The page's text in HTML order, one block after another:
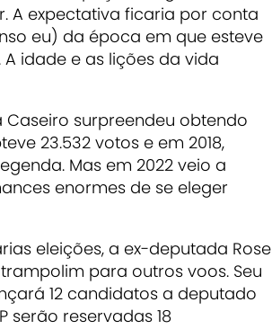
A expectativa ficaria por conta
eu) da época em que esteve
idade e as lições da vida
Caseiro surpreendeu obtendo
23.532 votos e em 2018,
Mas em 2022 veio a
enormes de se eleger
eleições, a ex-deputada Rose
para outros voos. Seu
12 candidatos a deputado
serão reservadas 18